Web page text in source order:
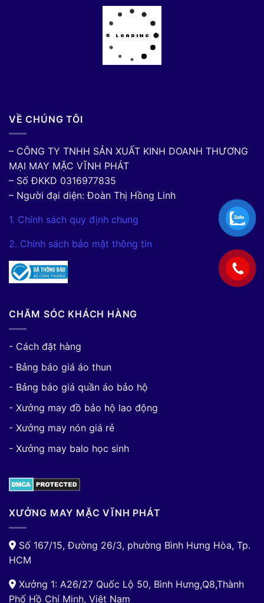
VỀ CHÚNG TÔI
– CÔNG TY TNHH SẢN XUẤT KINH DOANH THƯƠNG
MẠI MAY MẶC VĨNH PHÁT
– Số ĐKKD 0316977835
– Người đại diện: Đoàn Thị Hồng Linh
1. Chính sách quy định chung
2. Chính sách bảo mật thông tin
CHĂM SÓC KHÁCH HÀNG
- Cách đặt hàng
- Bảng báo giá áo thun
- Bảng báo giá quần áo bảo hộ
- Xưởng may đồ bảo hộ lao động
- Xưởng may nón giá rẻ
- Xưởng may balo học sinh
XƯỞNG MAY MẶC VĨNH PHÁT
Số 167/15, Đường 26/3, phường Bình Hưng Hòa, Tp.
HCM
Xưởng 1: A26/27 Quốc Lộ 50, Bình Hưng,Q8,Thành
Phố Hồ Chí Minh, Việt Nam